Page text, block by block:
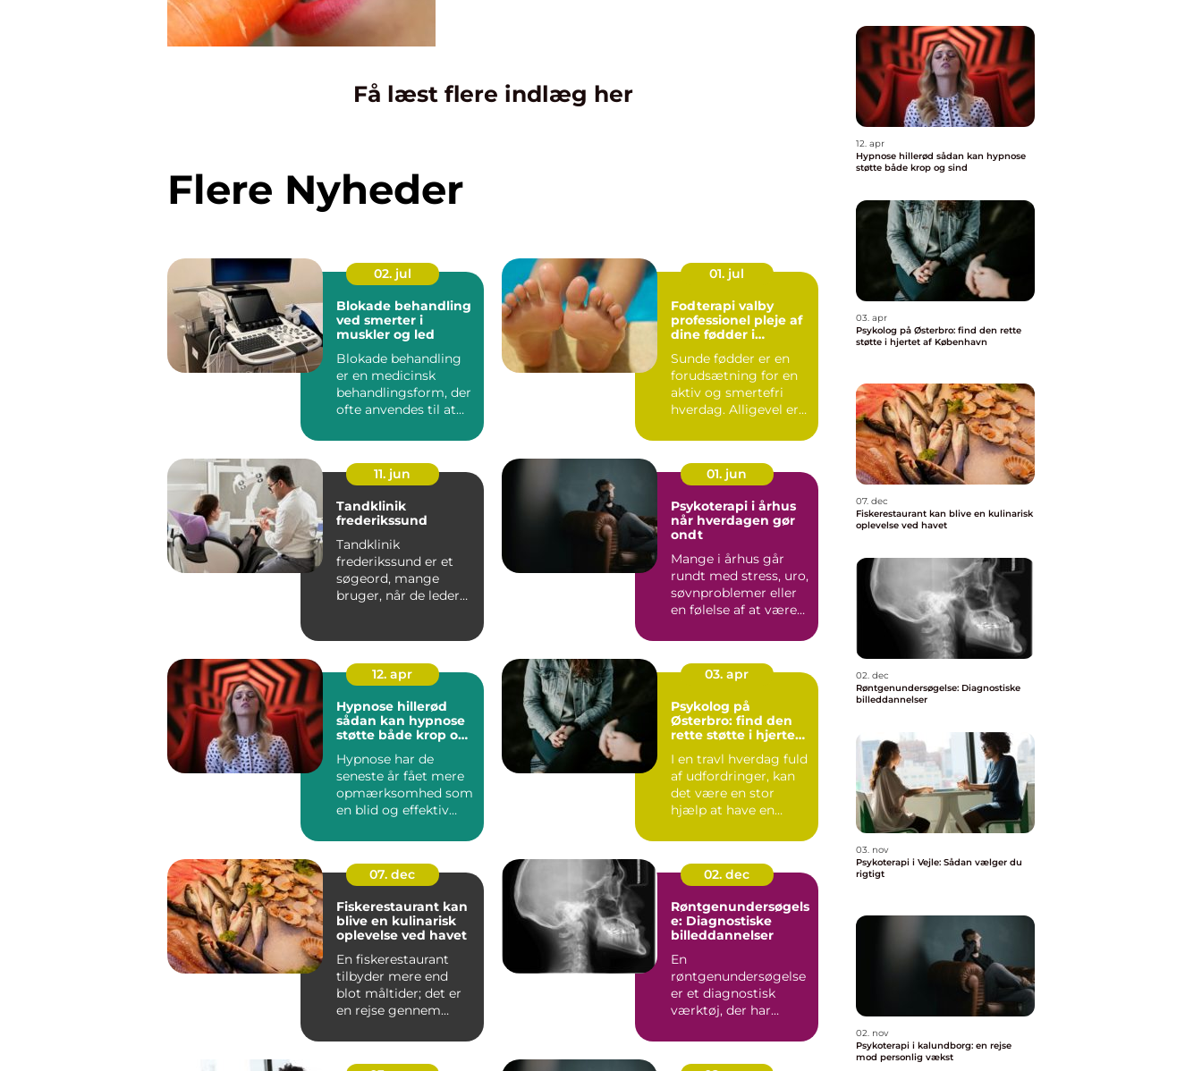
Få læst flere indlæg her
Flere Nyheder
02. jul
Blokade behandling
ved smerter i
muskler og led
Blokade behandling
er en medicinsk
behandlingsform, der
ofte anvendes til at
s...
01. jul
Fodterapi valby
professionel pleje af
dine fødder i
Sunde fødder er en
forudsætning for en
aktiv og smertefri
hverdag. Alligevel er
11. jun
Tandklinik
frederikssund
Tandklinik
frederikssund er et
søgeord, mange
bruger, når de leder
01. jun
Psykoterapi i århus
når hverdagen gør
ondt
Mange i århus går
rundt med stress, uro,
søvnproblemer eller
en følelse af at være
12. apr
Hypnose hillerød
sådan kan hypnose
støtte både krop og
Hypnose har de
seneste år fået mere
opmærksomhed som
en blid og effektiv
bruges ...
03. apr
Psykolog på
Østerbro: find den
rette støtte i hjertet
I en travl hverdag fuld
af udfordringer, kan
det være en stor
hjælp at have en
07. dec
Fiskerestaurant kan
blive en kulinarisk
oplevelse ved havet
En fiskerestaurant
tilbyder mere end
blot måltider; det er
en rejse gennem
02. dec
Røntgenundersøgels
e: Diagnostiske
billeddannelser
En
røntgenundersøgelse
er et diagnostisk
værktøj, der har
12. apr
Hypnose hillerød sådan kan hypnose
støtte både krop og sind
03. apr
Psykolog på Østerbro: find den rette
støtte i hjertet af København
07. dec
Fiskerestaurant kan blive en kulinarisk
oplevelse ved havet
02. dec
Røntgenundersøgelse: Diagnostiske
billeddannelser
03. nov
Psykoterapi i Vejle: Sådan vælger du
rigtigt
02. nov
Psykoterapi i kalundborg: en rejse
mod personlig vækst